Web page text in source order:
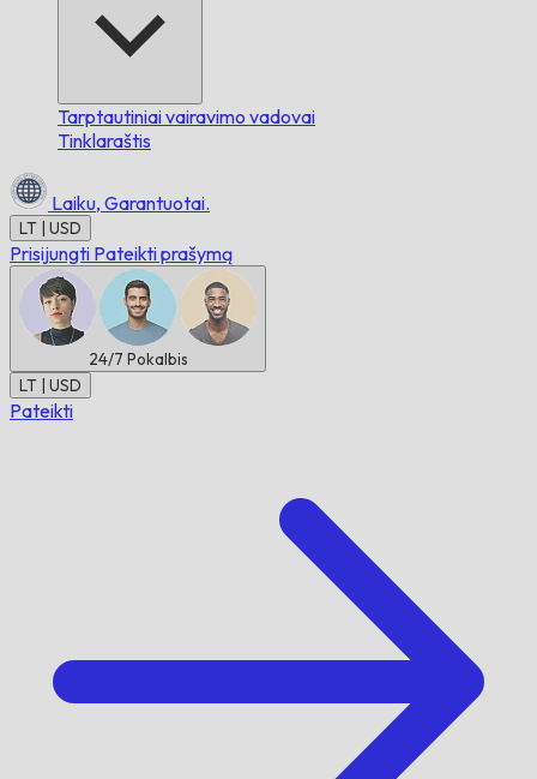
Tarptautiniai vairavimo vadovai
Tinklaraštis
Laiku, Garantuotai.
LT | USD
Prisijungti Pateikti prašymą
24/7 Pokalbis
LT | USD
Pateikti